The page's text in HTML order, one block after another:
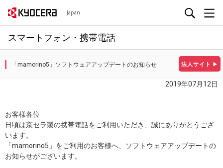
Japan
スマートフォン・携帯電話
法人サイト ▶
「mamorino5」ソフトウェアアップデートのお知らせ
2019年07月12日
お客様各位
日頃は京セラ製の携帯電話をご利用いただき、誠にありがとうござ
います。
「mamorino5」をご利用のお客様へ、ソフトウェアアップデートの
お知らせがございます。